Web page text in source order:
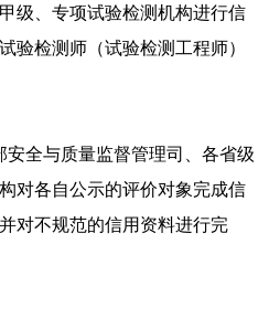
级、专项试验检测机构进行信
验检测师（试验检测工程师）
安全与质量监督管理司、各省级
对各自公示的评价对象完成信
对不规范的信用资料进行完